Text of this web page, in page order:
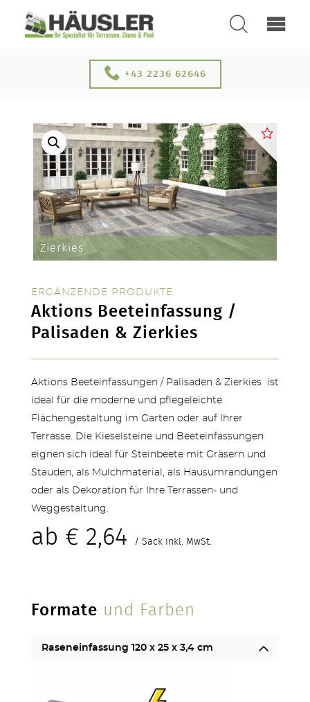
SUCHEN
KONTAKT
TERRASSEN
STUFEN & POOL
+43 2236 62646
Zierkies
ERGÄNZENDE PRODUKTE
Aktions Beeteinfassung /
Palisaden & Zierkies
Aktions Beeteinfassungen / Palisaden & Zierkies ist
ideal für die moderne und pflegeleichte
Flächengestaltung im Garten oder auf Ihrer
Terrasse. Die Kieselsteine und Beeteinfassungen
eignen sich ideal für Steinbeete mit Gräsern und
Stauden, als Mulchmaterial, als Hausumrandungen
oder als Dekoration für Ihre Terrassen- und
Weggestaltung.
ab € 2,64 / Sack inkl. MwSt.
Formate und Farben
Raseneinfassung 120 x 25 x 3,4 cm